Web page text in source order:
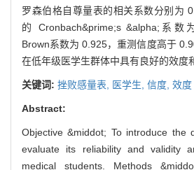
罗森伯格自尊量表的相关系数分别为
的 Cronbach&prime;s &alpha;系数
Brown系数为 0.925，重测信度高于
在低年级医学生群体中具有良好的效度
关键词: 挫败感量表, 医学生, 信度, 效度
Abstract:
Objective &middot; To introduce the
evaluate its reliability and validity
medical students. Methods